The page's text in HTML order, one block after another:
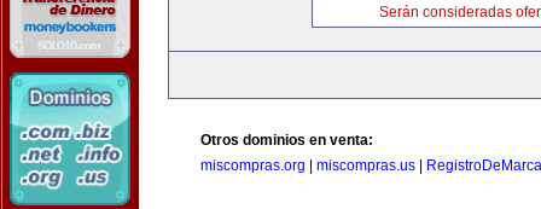
Serán consideradas
Otros dominios en venta:
miscompras.org
miscompras.us